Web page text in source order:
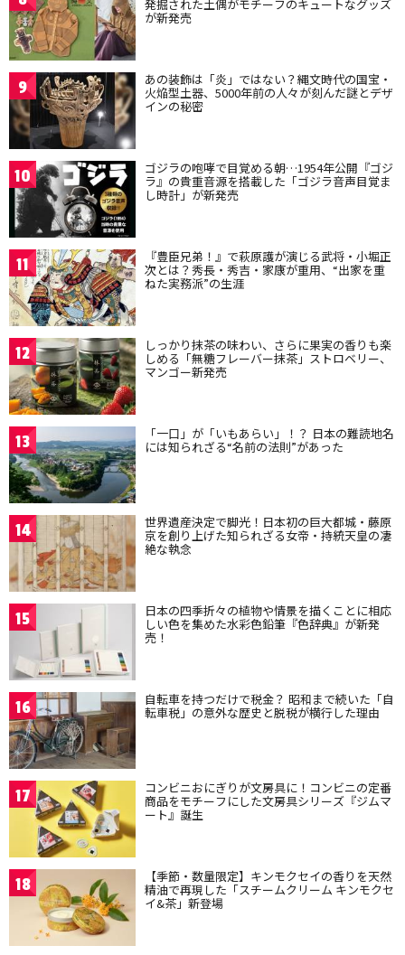
発掘された土偶がモチーフのキュートなグッズ
が新発売
9 あの装飾は「炎」ではない？縄文時代の国宝・
火焔型土器、5000年前の人々が刻んだ謎とデザ
インの秘密
10 ゴジラの咆哮で目覚める朝…1954年公開『ゴジ
ラ』の貴重音源を搭載した「ゴジラ音声目覚ま
し時計」が新発売
11 『豊臣兄弟！』で萩原護が演じる武将・小堀正
次とは？秀長・秀吉・家康が重用、“出家を重
ねた実務派”の生涯
12 しっかり抹茶の味わい、さらに果実の香りも楽
しめる「無糖フレーバー抹茶」ストロベリー、
マンゴー新発売
13 「一口」が「いもあらい」！？ 日本の難読地名
には知られざる“名前の法則”があった
14 世界遺産決定で脚光！日本初の巨大都城・藤原
京を創り上げた知られざる女帝・持統天皇の凄
絶な執念
15 日本の四季折々の植物や情景を描くことに相応
しい色を集めた水彩色鉛筆『色辞典』が新発
売！
16 自転車を持つだけで税金？ 昭和まで続いた「自
転車税」の意外な歴史と脱税が横行した理由
17 コンビニおにぎりが文房具に！コンビニの定番
商品をモチーフにした文房具シリーズ『ジムマ
ート』誕生
18 【季節・数量限定】キンモクセイの香りを天然
精油で再現した「スチームクリーム キンモクセ
イ&茶」新登場